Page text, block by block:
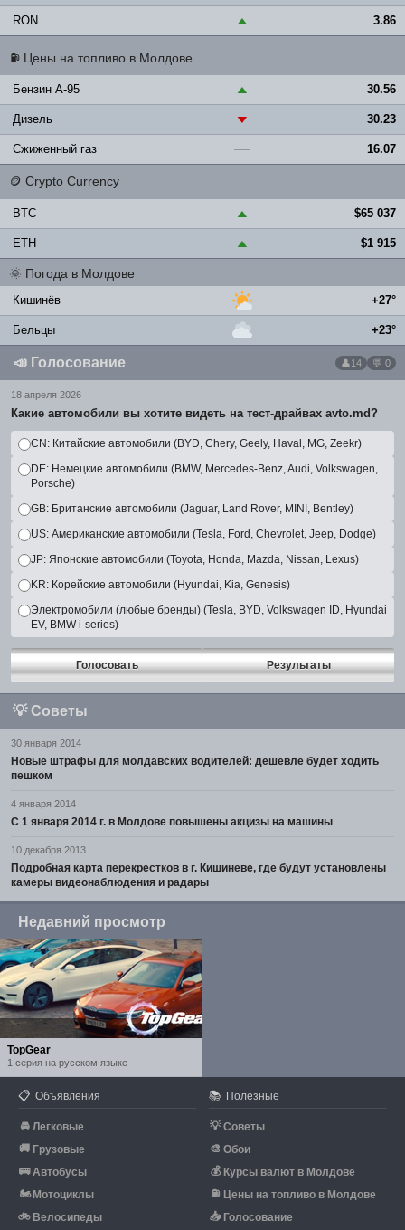
RON ▲ 3.86
⛽ Цены на топливо в Молдове
Бензин A-95 ▲ 30.56
Дизель ▼ 30.23
Сжиженный газ — 16.07
🪙 Crypto Currency
BTC ▲ $65 037
ETH ▲ $1 915
🌞 Погода в Молдове
Кишинёв +27°
Бельцы +23°
📣 Голосование 14 💬 0
18 апреля 2026
Какие автомобили вы хотите видеть на тест-драйвах avto.md?
CN: Китайские автомобили (BYD, Chery, Geely, Haval, MG, Zeekr)
DE: Немецкие автомобили (BMW, Mercedes-Benz, Audi, Volkswagen,
Porsche)
GB: Британские автомобили (Jaguar, Land Rover, MINI, Bentley)
US: Американские автомобили (Tesla, Ford, Chevrolet, Jeep, Dodge)
JP: Японские автомобили (Toyota, Honda, Mazda, Nissan, Lexus)
KR: Корейские автомобили (Hyundai, Kia, Genesis)
Электромобили (любые бренды) (Tesla, BYD, Volkswagen ID, Hyundai
EV, BMW i-series)
Голосовать Результаты
💡 Советы
30 января 2014
Новые штрафы для молдавских водителей: дешевле будет ходить
пешком
4 января 2014
С 1 января 2014 г. в Молдове повышены акцизы на машины
10 декабря 2013
Подробная карта перекрестков в г. Кишиневе, где будут установлены
камеры видеонаблюдения и радары
Недавний просмотр
TopGear
1 серия на русском языке
📋 Объявления
🚘 Легковые
🚚 Грузовые
🚌 Автобусы
🏍 Мотоциклы
🚲 Велосипеды
📚 Полезные
💡 Советы
🎨 Обои
💰 Курсы валют в Молдове
⛽ Цены на топливо в Молдове
📥 Голосование